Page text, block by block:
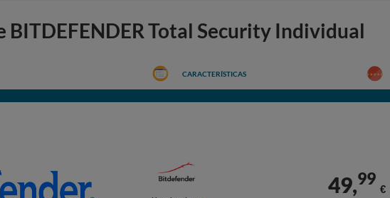
BITDEFENDER Total Security Individual
CARACTERÍSTICAS
49,99
€